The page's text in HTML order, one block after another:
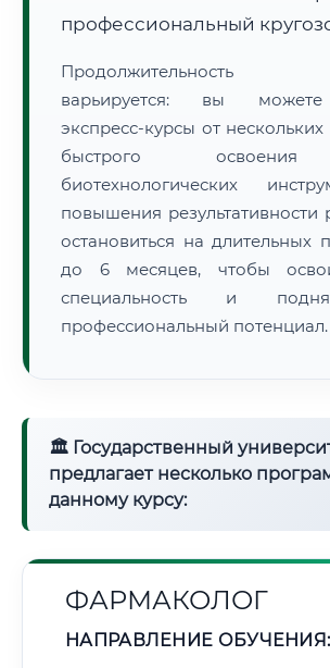
Нажмите на документ для увеличения
профессиональный
Продолжительность
варьируется: вы
экспресс-курсы от
быстрого
биотехнологических
повышения результативности
остановиться на длительных
до 6 месяцев, чтобы
специальность и
профессиональный потенциал.
🏛 Государственный
предлагает несколько
данному курсу:
ФАРМАКОЛОГ
НАПРАВЛЕНИЕ ОБУЧЕНИЯ: